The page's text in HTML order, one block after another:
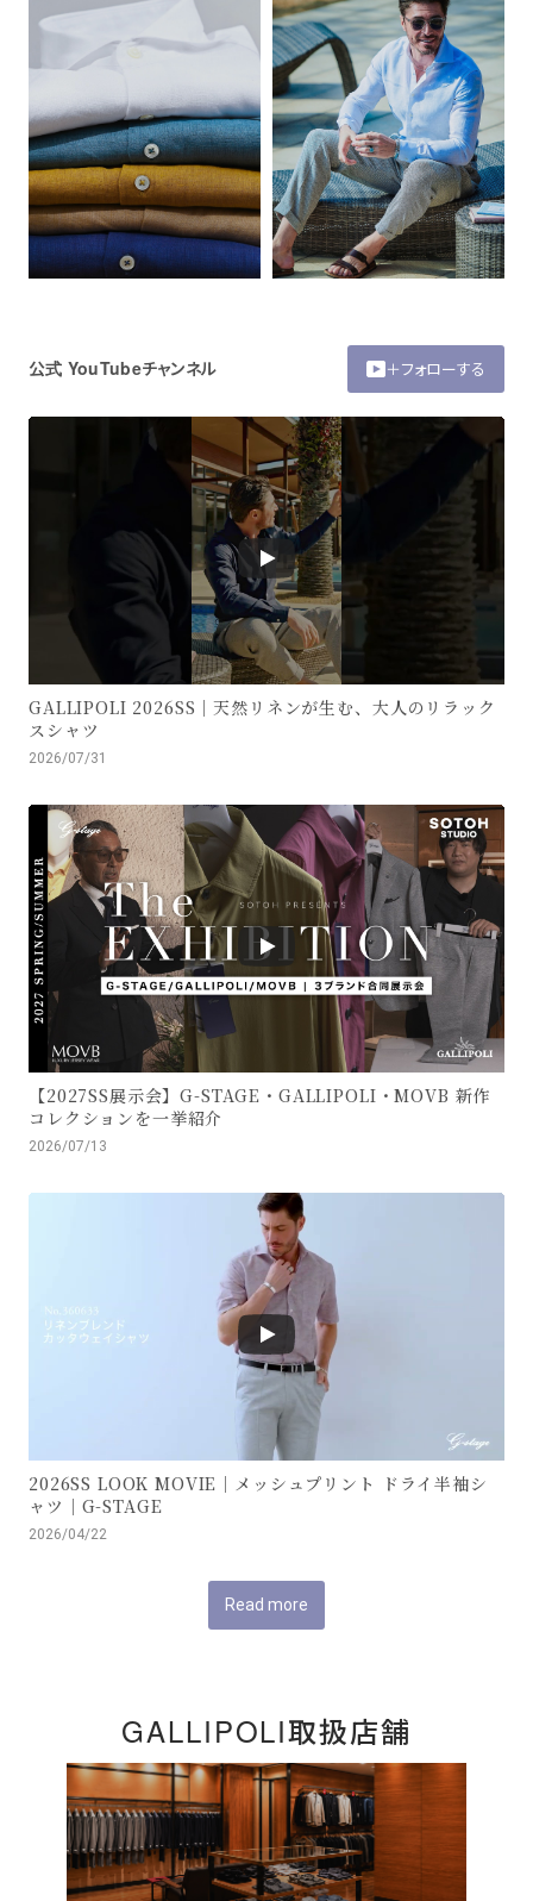
公式 YouTubeチャンネル ＋フォローする
GALLIPOLI 2026SS｜天然リネンが生む、大人のリラック
スシャツ
2026/07/31
【2027SS展示会】G-STAGE・GALLIPOLI・MOVB 新作
コレクションを一挙紹介
2026/07/13
2026SS LOOK MOVIE｜メッシュプリント ドライ半袖シ
ャツ｜G-STAGE
2026/04/22
Read more
GALLIPOLI取扱店舗